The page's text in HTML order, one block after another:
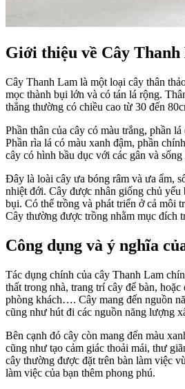
Giới thiệu về Cây Thanh
Cây Thanh Lam là một loại cây thân
mọc thành bụi lớn và có tán lá rộng.
thẳng thường có chiều cao từ 30 đến
Phần thân của cây có màu trắng, phần
Phần rìa lá có màu xanh đậm, phần
cây có hình bầu dục với các gân và sống
Đây là loài cây ưa bóng râm và ưa ẩm,
nhiệt đới. Cây được nhân giống chủ yếu
bụi. Có thể trồng và phát triển ở cả môi
Cây thường được trồng nhằm mục đích
Công dụng và ý nghĩa
Tác dụng chính của cây Thanh Lam
thất trong nhà, trang trí cây để bàn, hoặc
phòng khách…. Cây mang đến nguồn
cũng như hút đi các nguồn năng lượng
Bên cạnh đó cây còn mang đến màu
cũng như tạo cảm giác thoải mái, thư
cây thường được đặt trên bàn làm việc
làm việc của bạn thêm phong phú.